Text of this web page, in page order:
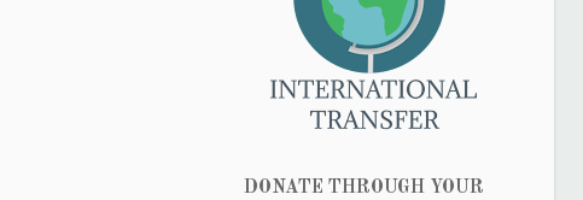
DONATE THROUGH YOUR